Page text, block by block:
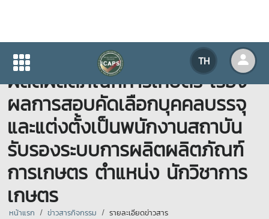
TH
ประกาศสถาบันรับรองระบบการ
ผลิตผลิตภัณฑ์การเกษตร เรื่อง
ผลการสอบคัดเลือกบุคคลบรรจุ
และแต่งตั้งเป็นพนักงานสถาบัน
รับรองระบบการผลิตผลิตภัณฑ์
การเกษตร ตำแหน่ง นักวิชาการ
เกษตร
หน้าแรก ข่าวสารกิจกรรม รายละเอียดข่าวสาร